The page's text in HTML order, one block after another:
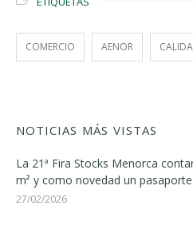
COMERCIO AENOR
NOTICIAS MÁS VISTAS
La 21ª Fira Stocks Menorca
m² y como novedad un
27/02/2026